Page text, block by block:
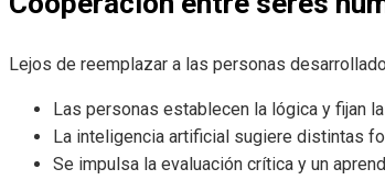
Lejos de reemplazar a las personas
Las personas establecen la lógica y fijan
La inteligencia artificial sugiere distintas
Se impulsa la evaluación crítica y un